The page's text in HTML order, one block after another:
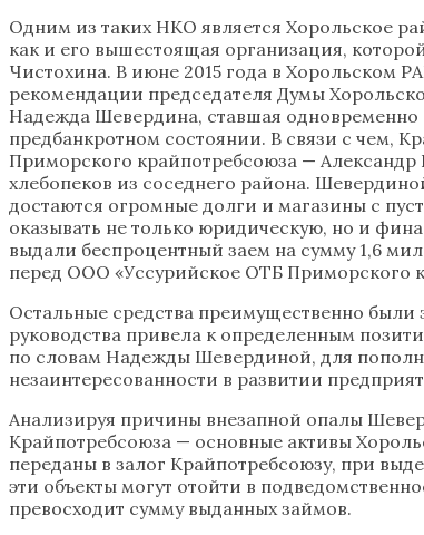
Одним из таких НКО является Хорольское
как и его вышестоящая организация,
Чистохина. В июне 2015 года в Хорольском
рекомендации председателя Думы
Надежда Шевердина, ставшая одновременно
предбанкротном состоянии. В связи с чем,
Приморского крайпотребсоюза —
хлебопеков из соседнего района.
достаются огромные долги и магазины с
оказывать не только юридическую, но и
выдали беспроцентный заем на сумму 1,6
перед ООО «Уссурийское ОТБ Приморского
Остальные средства преимущественно были
руководства привела к определенным
по словам Надежды Шевердиной, для
незаинтересованности в развитии
Анализируя причины внезапной опалы
Крайпотребсоюза — основные активы
переданы в залог Крайпотребсоюзу, при
эти объекты могут отойти в
превосходит сумму выданных займов.